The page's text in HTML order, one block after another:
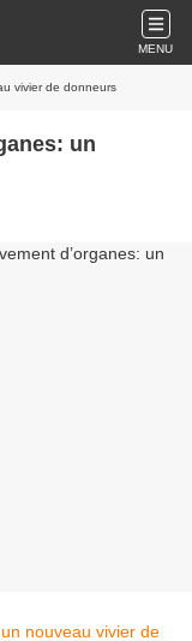
MENU
vivier de donneurs
un